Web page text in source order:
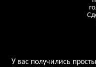
У вас получились